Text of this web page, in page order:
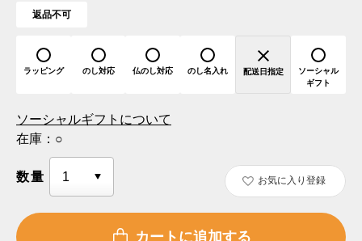
返品不可
ラッピング のし対応 仏のし対応 のし名入れ 配送日指定
ソーシャル
ギフト
ソーシャルギフトについて
在庫： ○
数量 お気に入り登録